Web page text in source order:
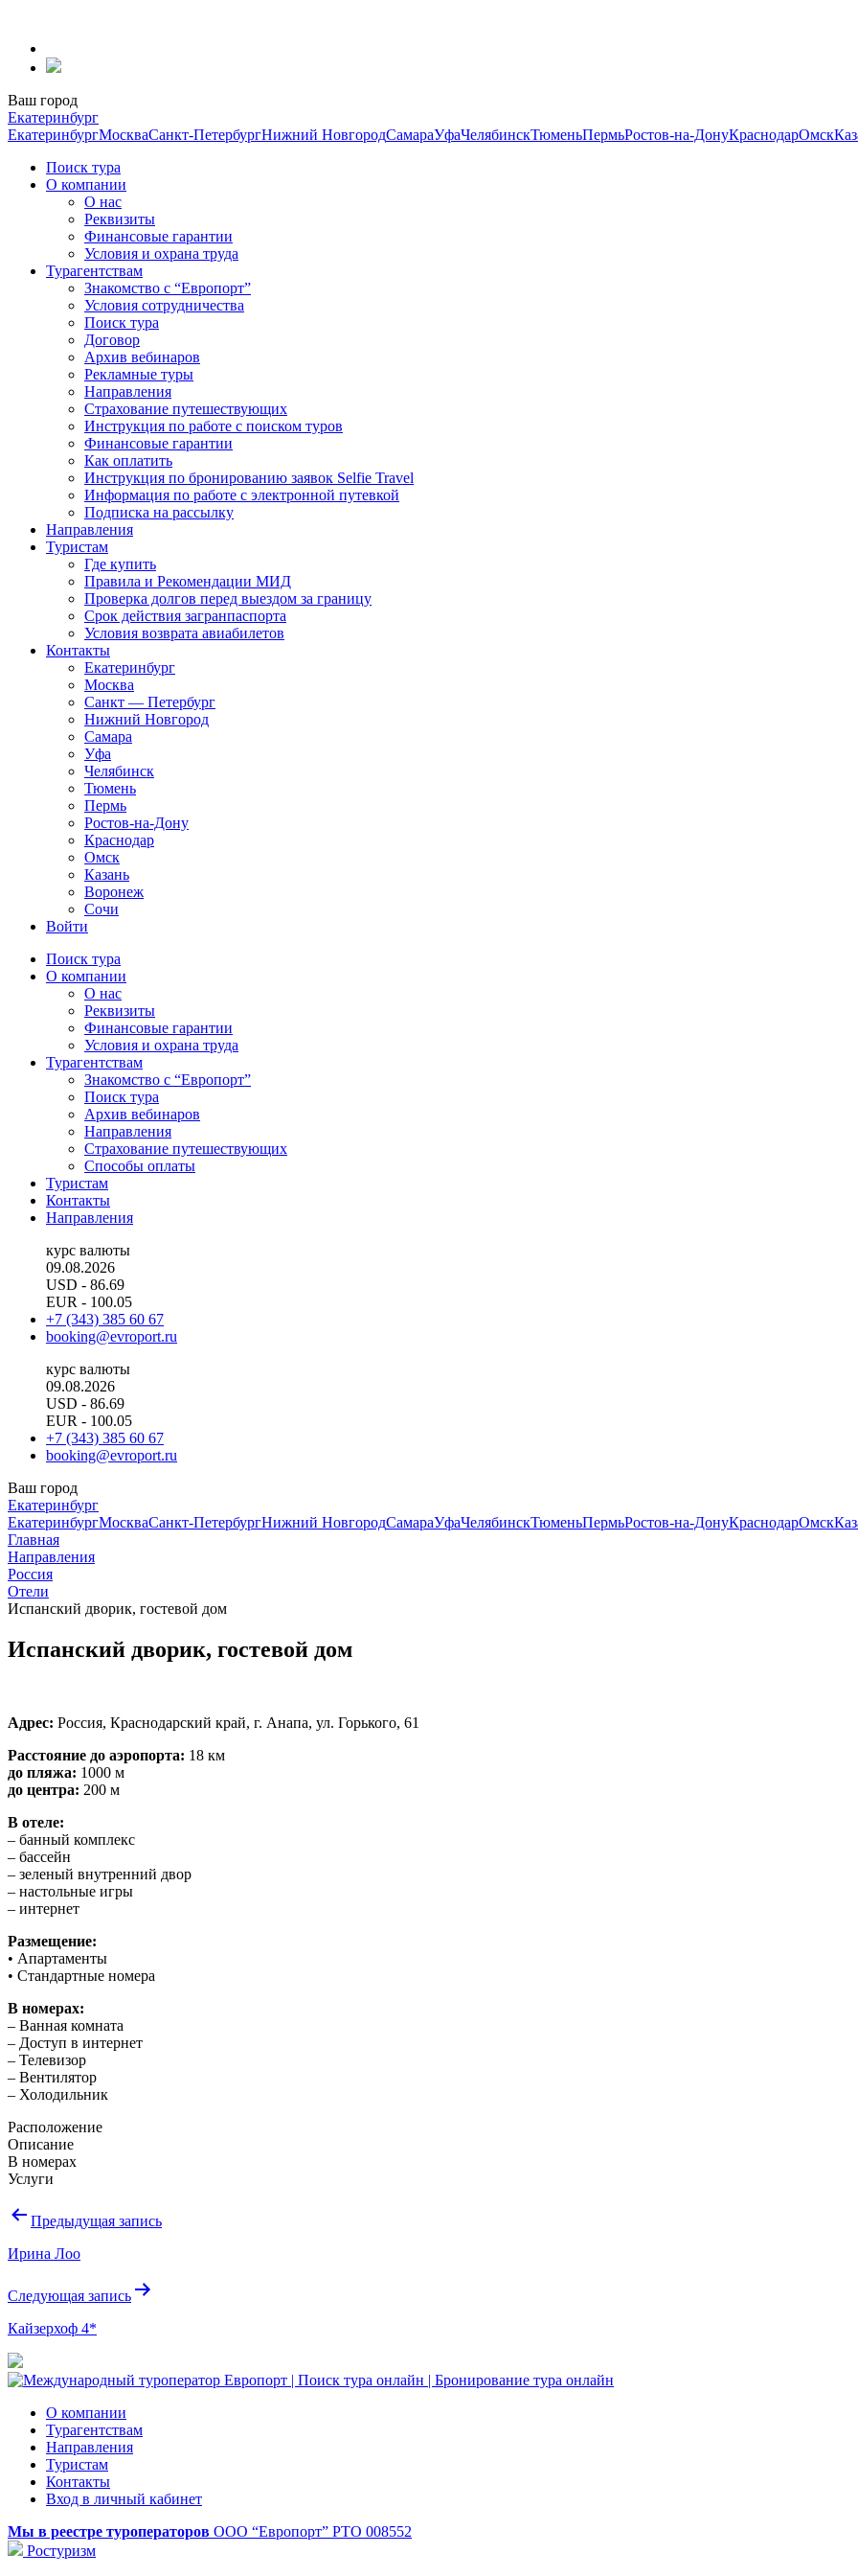
содержанию
Ваш город
Екатеринбург
ЕкатеринбургМоскваСанкт-ПетербургНижний НовгородСамараУфаЧелябинскТюменьПермьРостов-на-ДонуКраснодарОмск
Поиск тура
О компании
О нас
Реквизиты
Финансовые гарантии
Условия и охрана труда
Турагентствам
Знакомство с “Европорт”
Условия сотрудничества
Поиск тура
Договор
Архив вебинаров
Рекламные туры
Направления
Страхование путешествующих
Инструкция по работе с поиском туров
Финансовые гарантии
Как оплатить
Инструкция по бронированию заявок Selfie Travel
Информация по работе с электронной путевкой
Подписка на рассылку
Направления
Туристам
Где купить
Правила и Рекомендации МИД
Проверка долгов перед выездом за границу
Срок действия загранпаспорта
Условия возврата авиабилетов
Контакты
Екатеринбург
Москва
Санкт — Петербург
Нижний Новгород
Самара
Уфа
Челябинск
Тюмень
Пермь
Ростов-на-Дону
Краснодар
Омск
Казань
Воронеж
Сочи
Войти
Поиск тура
О компании
О нас
Реквизиты
Финансовые гарантии
Условия и охрана труда
Турагентствам
Знакомство с “Европорт”
Поиск тура
Архив вебинаров
Направления
Страхование путешествующих
Способы оплаты
Туристам
Контакты
Направления
курс валюты
09.08.2026
USD - 86.69
EUR - 100.05
+7 (343) 385 60 67
booking@evroport.ru
курс валюты
09.08.2026
USD - 86.69
EUR - 100.05
+7 (343) 385 60 67
booking@evroport.ru
Ваш город
Екатеринбург
ЕкатеринбургМоскваСанкт-ПетербургНижний НовгородСамараУфаЧелябинскТюменьПермьРостов-на-ДонуКраснодарОмск
Главная
Направления
Россия
Отели
Испанский дворик, гостевой дом
Испанский дворик, гостевой дом
Адрес: Россия, Краснодарский край, г. Анапа, ул. Горького, 61
Расстояние до аэропорта: 18 км
до пляжа: 1000 м
до центра: 200 м
В отеле:
– банный комплекс
– бассейн
– зеленый внутренний двор
– настольные игры
– интернет
Размещение:
• Апартаменты
• Стандартные номера
В номерах:
– Ванная комната
– Доступ в интернет
– Телевизор
– Вентилятор
– Холодильник
Расположение
Описание
В номерах
Услуги
Навигация
записям
Предыдущая запись
Ирина Лоо
Следующая запись
Кайзерхоф 4*
О компании
Турагентствам
Направления
Туристам
Контакты
Вход в личный кабинет
Мы в реестре туроператоров ООО “Европорт” РТО 008552
Ростуризм